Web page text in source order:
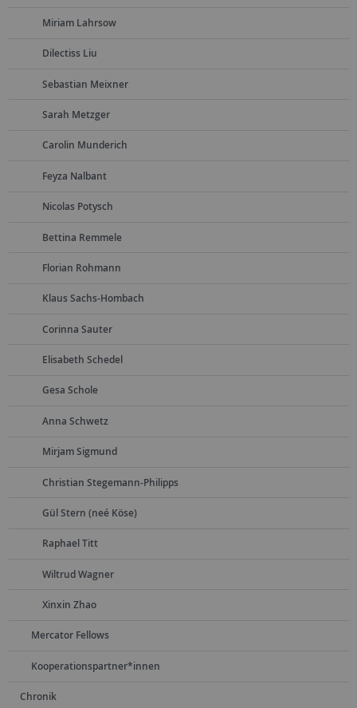
Miriam Lahrsow
Dilectiss Liu
Sebastian Meixner
Sarah Metzger
Carolin Munderich
Feyza Nalbant
Nicolas Potysch
Bettina Remmele
Florian Rohmann
Klaus Sachs-Hombach
Corinna Sauter
Elisabeth Schedel
Gesa Schole
Anna Schwetz
Mirjam Sigmund
Christian Stegemann-Philipps
Gül Stern (neé Köse)
Raphael Titt
Wiltrud Wagner
Xinxin Zhao
Mercator Fellows
Kooperationspartner*innen
Chronik